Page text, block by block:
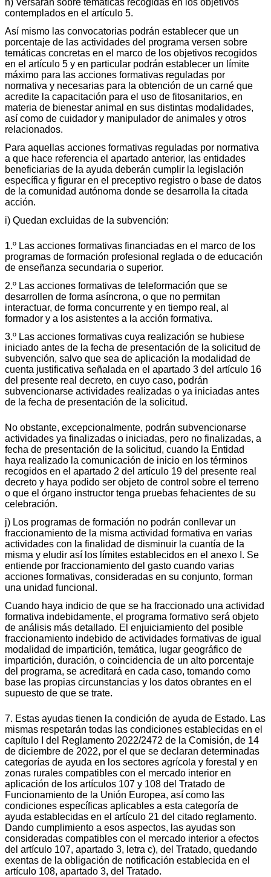
h) Versarán sobre temáticas recogidas en los objetivos
contemplados en el artículo 5.
Así mismo las convocatorias podrán establecer que un
porcentaje de las actividades del programa versen sobre
temáticas concretas en el marco de los objetivos recogidos
en el artículo 5 y en particular podrán establecer un límite
máximo para las acciones formativas reguladas por
normativa y necesarias para la obtención de un carné que
acredite la capacitación para el uso de fitosanitarios, en
materia de bienestar animal en sus distintas modalidades,
así como de cuidador y manipulador de animales y otros
relacionados.
Para aquellas acciones formativas reguladas por normativa
a que hace referencia el apartado anterior, las entidades
beneficiarias de la ayuda deberán cumplir la legislación
específica y figurar en el preceptivo registro o base de datos
de la comunidad autónoma donde se desarrolla la citada
acción.
i) Quedan excluidas de la subvención:
1.º Las acciones formativas financiadas en el marco de los
programas de formación profesional reglada o de educación
de enseñanza secundaria o superior.
2.º Las acciones formativas de teleformación que se
desarrollen de forma asíncrona, o que no permitan
interactuar, de forma concurrente y en tiempo real, al
formador y a los asistentes a la acción formativa.
3.º Las acciones formativas cuya realización se hubiese
iniciado antes de la fecha de presentación de la solicitud de
subvención, salvo que sea de aplicación la modalidad de
cuenta justificativa señalada en el apartado 3 del artículo 16
del presente real decreto, en cuyo caso, podrán
subvencionarse actividades realizadas o ya iniciadas antes
de la fecha de presentación de la solicitud.
No obstante, excepcionalmente, podrán subvencionarse
actividades ya finalizadas o iniciadas, pero no finalizadas, a
fecha de presentación de la solicitud, cuando la Entidad
haya realizado la comunicación de inicio en los términos
recogidos en el apartado 2 del artículo 19 del presente real
decreto y haya podido ser objeto de control sobre el terreno
o que el órgano instructor tenga pruebas fehacientes de su
celebración.
j) Los programas de formación no podrán conllevar un
fraccionamiento de la misma actividad formativa en varias
actividades con la finalidad de disminuir la cuantía de la
misma y eludir así los límites establecidos en el anexo I. Se
entiende por fraccionamiento del gasto cuando varias
acciones formativas, consideradas en su conjunto, forman
una unidad funcional.
Cuando haya indicio de que se ha fraccionado una actividad
formativa indebidamente, el programa formativo será objeto
de análisis más detallado. El enjuiciamiento del posible
fraccionamiento indebido de actividades formativas de igual
modalidad de impartición, temática, lugar geográfico de
impartición, duración, o coincidencia de un alto porcentaje
del programa, se acreditará en cada caso, tomando como
base las propias circunstancias y los datos obrantes en el
supuesto de que se trate.
7. Estas ayudas tienen la condición de ayuda de Estado. Las
mismas respetarán todas las condiciones establecidas en el
capítulo I del Reglamento 2022/2472 de la Comisión, de 14
de diciembre de 2022, por el que se declaran determinadas
categorías de ayuda en los sectores agrícola y forestal y en
zonas rurales compatibles con el mercado interior en
aplicación de los artículos 107 y 108 del Tratado de
Funcionamiento de la Unión Europea, así como las
condiciones específicas aplicables a esta categoría de
ayuda establecidas en el artículo 21 del citado reglamento.
Dando cumplimiento a esos aspectos, las ayudas son
consideradas compatibles con el mercado interior a efectos
del artículo 107, apartado 3, letra c), del Tratado, quedando
exentas de la obligación de notificación establecida en el
artículo 108, apartado 3, del Tratado.